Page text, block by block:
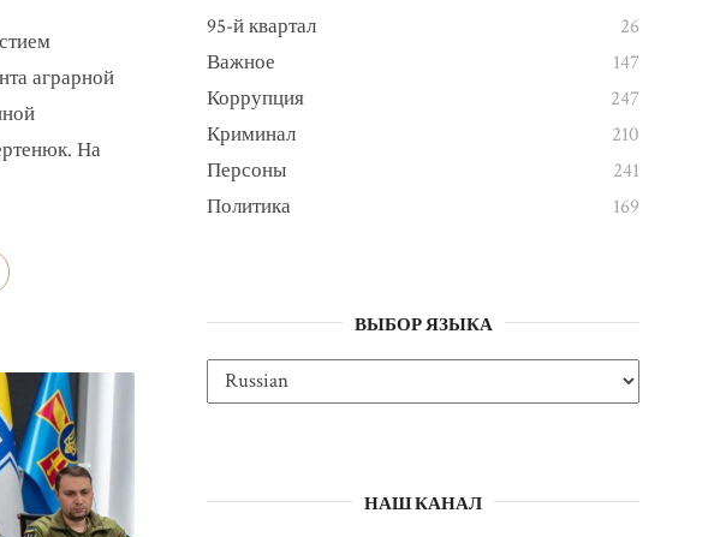
аграрной
На
95-й квартал
26
Важное
147
Коррупция
247
Криминал
210
Персоны
241
Политика
169
ВЫБОР ЯЗЫКА
НАШ КАНАЛ